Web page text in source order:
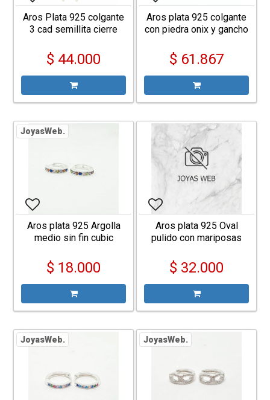
Aros Plata 925 colgante
3 cad semillita cierre
$ 44.000
Aros plata 925 colgante
con piedra onix y gancho
$ 61.867
JoyasWeb.
Aros plata 925 Argolla
medio sin fin cubic
$ 18.000
Aros plata 925 Oval
pulido con mariposas
cierre mariposa
$ 32.000
JoyasWeb. JoyasWeb.